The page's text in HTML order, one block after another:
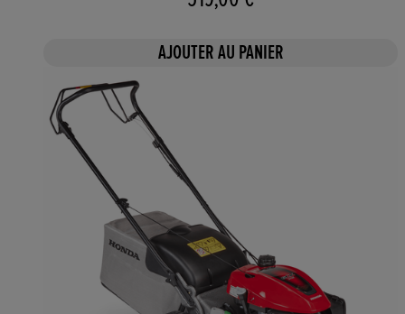
AJOUTER AU PANIER